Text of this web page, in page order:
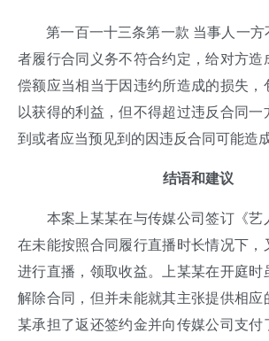
第一百一十三条第一款 当事人一方
者履行合同义务不符合约定，给对方造
偿额应当相当于因违约所造成的损失，
以获得的利益，但不得超过违反合同
到或者应当预见到的因违反合同可能造
结语和建议
本案上某某在与传媒公司签订《艺
在未能按照合同履行直播时长情况下，
进行直播，领取收益。上某某在开庭时
解除合同，但并未能就其主张提供相应
某承担了返还签约金并向传媒公司支付